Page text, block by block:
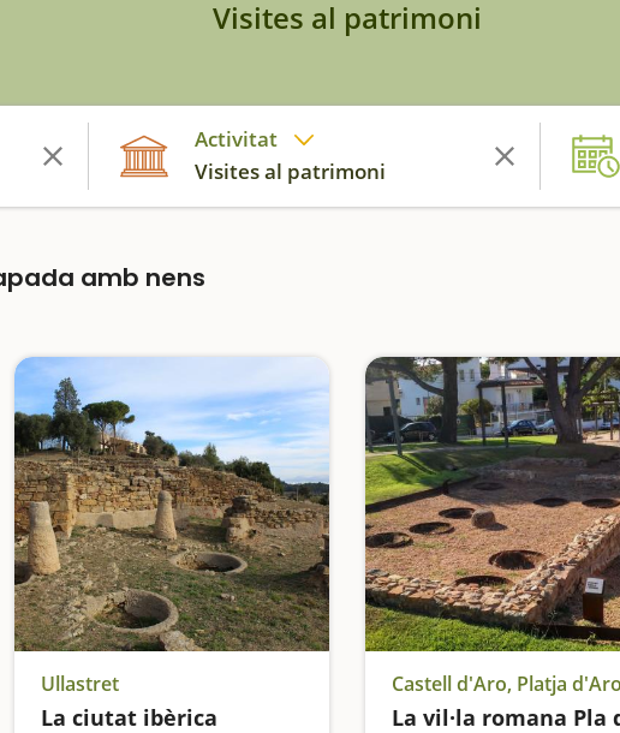
Visites al patrimoni
Activitat
Visites al patrimoni
amb nens
Ullastret
La ciutat ibèrica
La vil·la romana Pla